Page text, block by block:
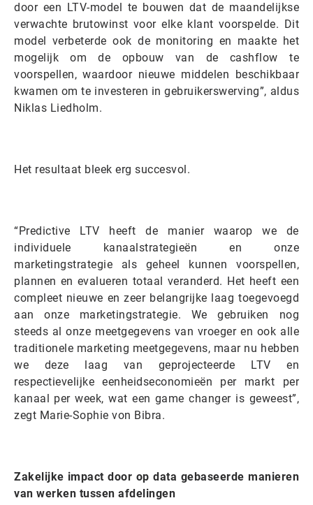
door een LTV-model te bouwen dat de maandelijkse
verwachte brutowinst voor elke klant voorspelde. Dit
model verbeterde ook de monitoring en maakte het
mogelijk om de opbouw van de cashflow te
voorspellen, waardoor nieuwe middelen beschikbaar
kwamen om te investeren in gebruikerswerving”, aldus
Niklas Liedholm.
Het resultaat bleek erg succesvol.
“Predictive LTV heeft de manier waarop we de
individuele kanaalstrategieën en onze
marketingstrategie als geheel kunnen voorspellen,
plannen en evalueren totaal veranderd. Het heeft een
compleet nieuwe en zeer belangrijke laag toegevoegd
aan onze marketingstrategie. We gebruiken nog
steeds al onze meetgegevens van vroeger en ook alle
traditionele marketing meetgegevens, maar nu hebben
we deze laag van geprojecteerde LTV en
respectievelijke eenheidseconomieën per markt per
kanaal per week, wat een game changer is geweest”,
zegt Marie-Sophie von Bibra.
Zakelijke impact door op data gebaseerde manieren
van werken tussen afdelingen